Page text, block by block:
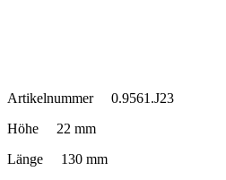
Artikelnummer 0.9561.J23
Höhe 22 mm
Länge 130 mm